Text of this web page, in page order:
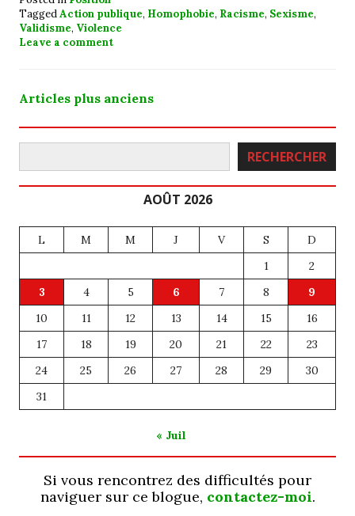
TaggedAction publique, Homophobie, Racisme, Sexisme,
Validisme, Violence
Leave a comment
Navigation
des
Articles plus anciens
Rechercher RECHERCHER
AOÛT 2026
L M M J V S
D
1
2
3
4 5 6 7 8
9
10
11 12 13 14 15
16
17
18 19 20 21 22
23
24
25 26 27 28 29
30
31
« Juil
Si vous rencontrez des difficultés pour
naviguer sur ce blogue, contactez-moi.